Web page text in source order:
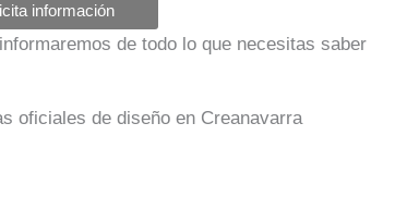
información
de todo lo que necesitas saber
oficiales de diseño en Creanavarra